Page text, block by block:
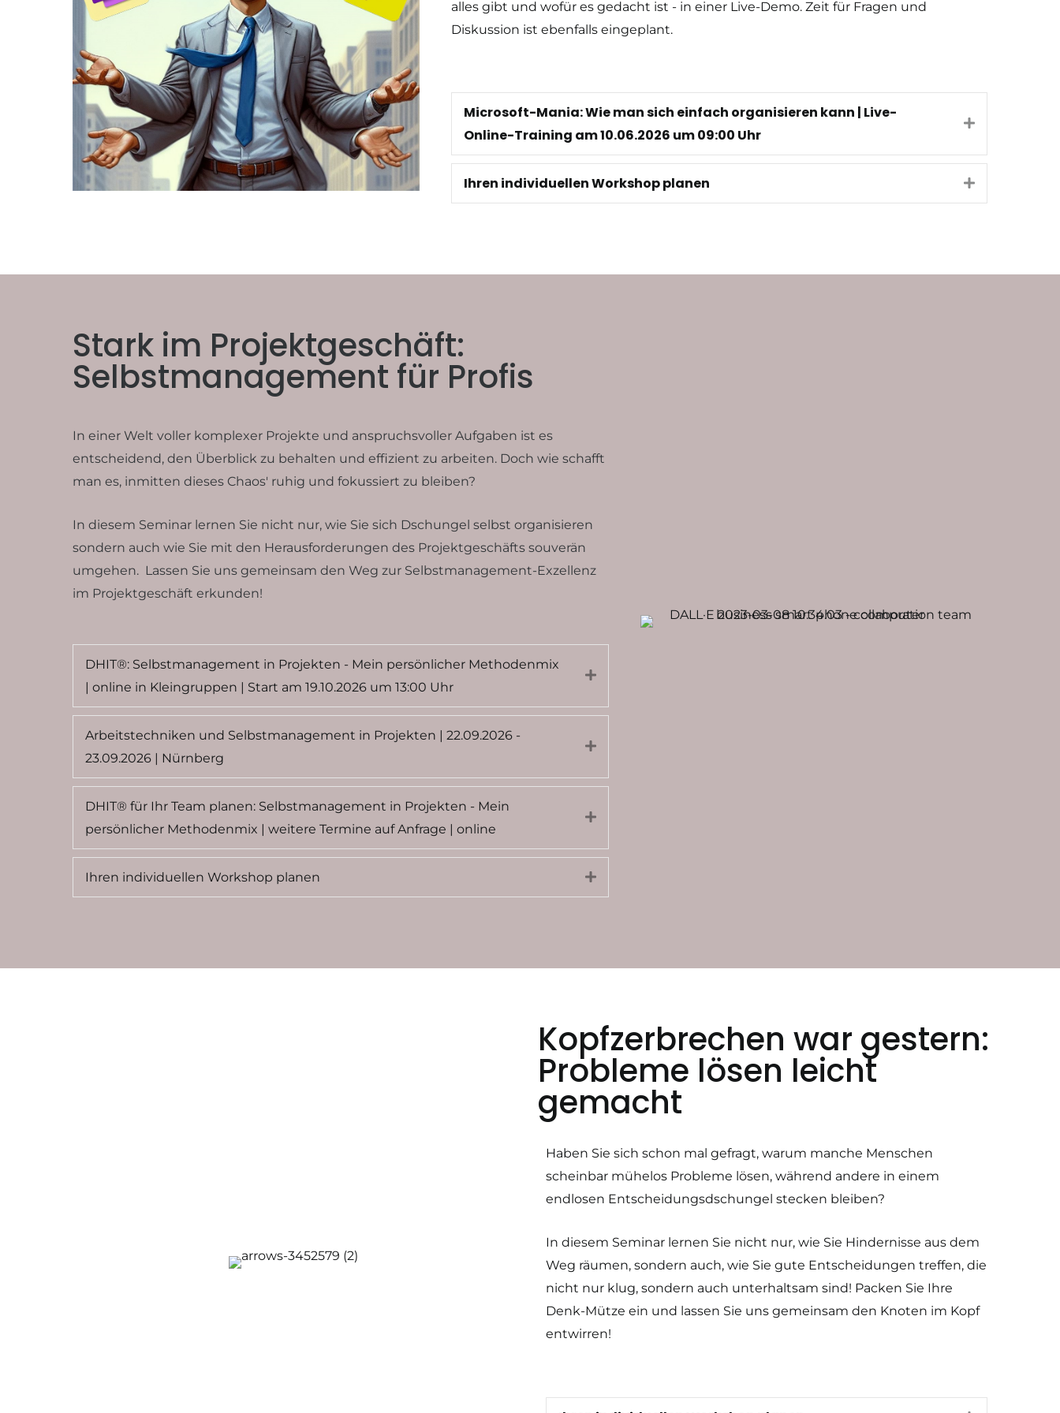
alles gibt und wofür es gedacht ist - in einer Live-Demo. Zeit für Fragen und
Diskussion ist ebenfalls eingeplant.
Microsoft-Mania: Wie man sich einfach organisieren kann | Live-
Online-Training am 10.06.2026 um 09:00 Uhr
Expand
Ihren individuellen Workshop planen Expand
Stark im Projektgeschäft:
Selbstmanagement für Profis
In einer Welt voller komplexer Projekte und anspruchsvoller Aufgaben ist es
entscheidend, den Überblick zu behalten und effizient zu arbeiten. Doch wie schafft
man es, inmitten dieses Chaos' ruhig und fokussiert zu bleiben?
In diesem Seminar lernen Sie nicht nur, wie Sie sich Dschungel selbst organisieren
sondern auch wie Sie mit den Herausforderungen des Projektgeschäfts souverän
umgehen. Lassen Sie uns gemeinsam den Weg zur Selbstmanagement-Exzellenz
im Projektgeschäft erkunden!
DHIT®: Selbstmanagement in Projekten - Mein persönlicher Methodenmix
| online in Kleingruppen | Start am 19.10.2026 um 13:00 Uhr
Expand
Arbeitstechniken und Selbstmanagement in Projekten | 22.09.2026 -
23.09.2026 | Nürnberg
Expand
DHIT® für Ihr Team planen: Selbstmanagement in Projekten - Mein
persönlicher Methodenmix | weitere Termine auf Anfrage | online
Expand
Ihren individuellen Workshop planen Expand
Kopfzerbrechen war gestern:
Probleme lösen leicht
gemacht
Haben Sie sich schon mal gefragt, warum manche Menschen
scheinbar mühelos Probleme lösen, während andere in einem
endlosen Entscheidungsdschungel stecken bleiben?
In diesem Seminar lernen Sie nicht nur, wie Sie Hindernisse aus dem
Weg räumen, sondern auch, wie Sie gute Entscheidungen treffen, die
nicht nur klug, sondern auch unterhaltsam sind! Packen Sie Ihre
Denk-Mütze ein und lassen Sie uns gemeinsam den Knoten im Kopf
entwirren!